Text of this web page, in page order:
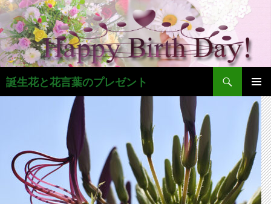
コ
ン
テ
ン
ツ
へ
ス
誕生花と花言葉のプレゼント
検
索
メインメ
ニュー